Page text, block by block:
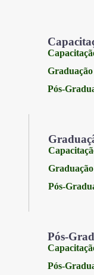
Graduação
Pós-
Graduação
Pós-
Pós-
Pós-